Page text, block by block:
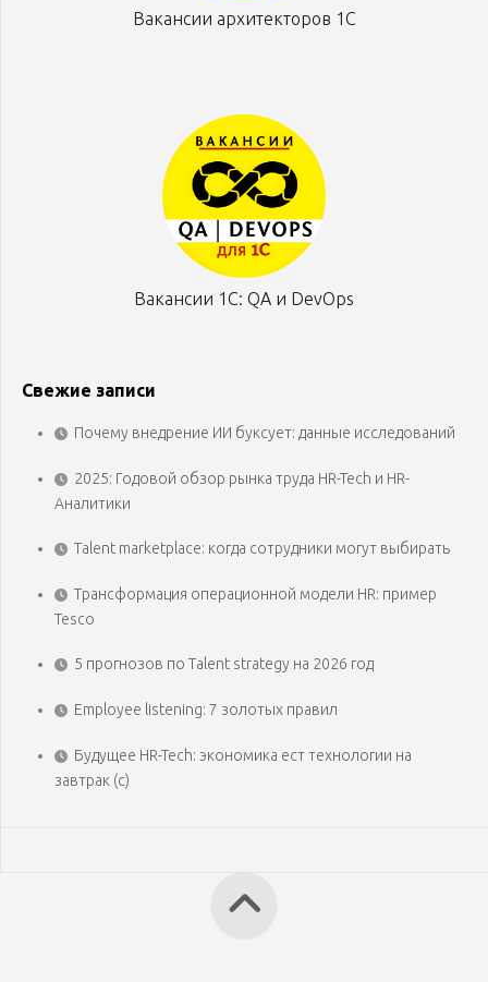
Вакансии архитекторов 1С
Вакансии 1С: QA и DevOps
Свежие записи
Почему внедрение ИИ буксует: данные исследований
2025: Годовой обзор рынка труда HR-Tech и HR-
Аналитики
Talent marketplace: когда сотрудники могут выбирать
Трансформация операционной модели HR: пример
Tesco
5 прогнозов по Talent strategy на 2026 год
Employee listening: 7 золотых правил
Будущее HR-Tech: экономика ест технологии на
завтрак (с)